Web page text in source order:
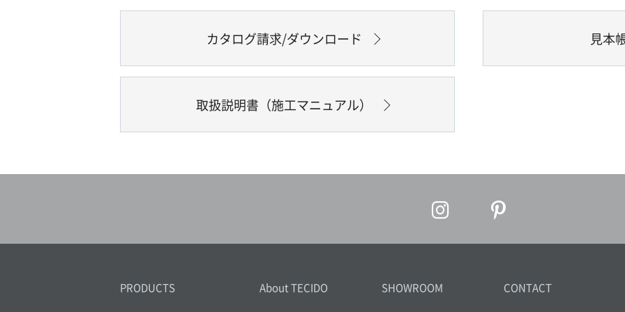
カタログ請求/ダウンロード 見本
取扱説明書（施工マニュアル）
PRODUCTS About TECIDO SHOWROOM CONTACT